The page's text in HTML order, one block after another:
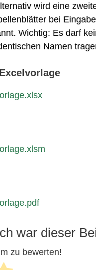
wird eine
bei
Wichtig: Es darf
Namen
war dieser
zu bewerten!